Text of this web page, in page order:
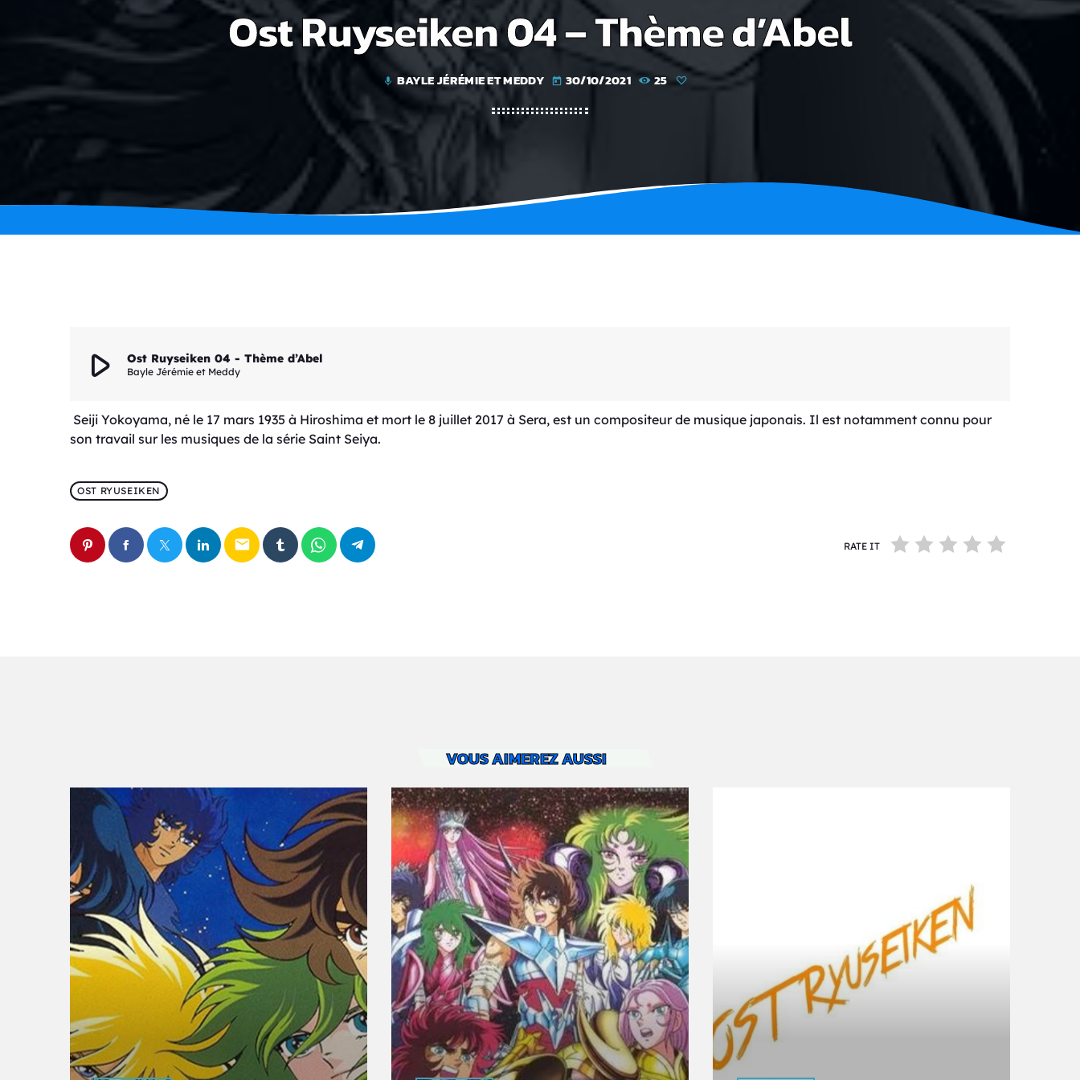
Ost Ruyseiken 04 – Thème d’Abel
mic BAYLE JÉRÉMIE ET MEDDY today 30/10/2021 25
play_arrow Ost Ruyseiken 04 - Thème d’Abel
Bayle Jérémie et Meddy
Seiji Yokoyama, né le 17 mars 1935 à Hiroshima et mort le 8 juillet 2017 à Sera, est un compositeur de musique japonais. Il est notamment connu pour
son travail sur les musiques de la série Saint Seiya.
OST RYUSEIKEN
email RATE IT
VOUS AIMEREZ AUSSI